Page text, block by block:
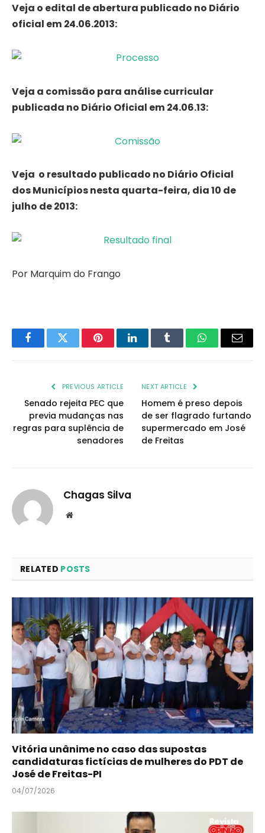
Veja o edital de abertura publicado no Diário
oficial em 24.06.2013:
Veja a comissão para análise curricular
publicada no Diário Oficial em 24.06.13:
Veja o resultado publicado no Diário Oficial
dos Municípios nesta quarta-feira, dia 10 de
julho de 2013:
Por Marquim do Frango
FacebookTwitter PinterestLinkedInTumblr WhatsAppEmail
PREVIOUS ARTICLE
Senado rejeita PEC que
previa mudanças nas
regras para suplência de
senadores
NEXT ARTICLE
Homem é preso depois
de ser flagrado furtando
supermercado em José
de Freitas
Chagas Silva
Website
RELATED POSTS
Vitória unânime no caso das supostas
candidaturas fictícias de mulheres do PDT de
José de Freitas-PI
04/07/2026